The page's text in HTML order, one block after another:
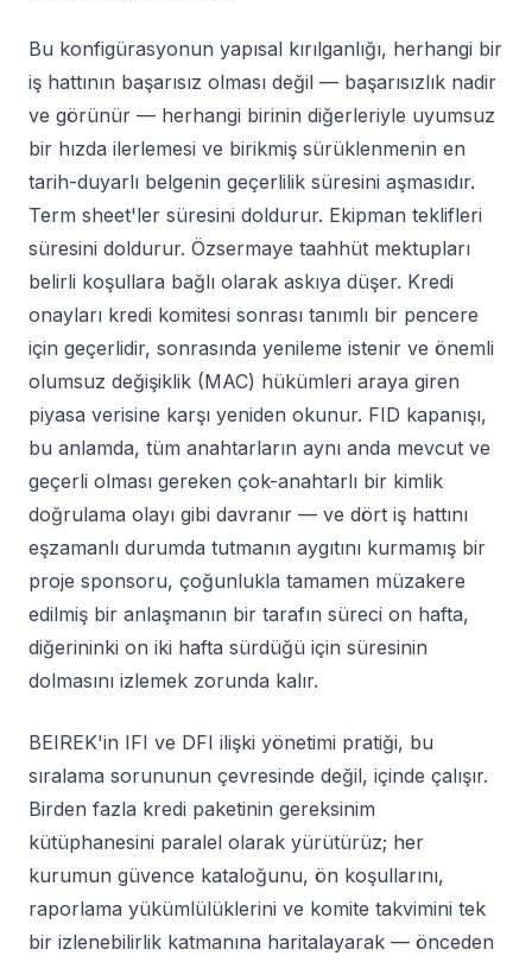
Bu konfigürasyonun yapısal kırılganlığı, herhangi bir
iş hattının başarısız olması değil — başarısızlık nadir
ve görünür — herhangi birinin diğerleriyle uyumsuz
bir hızda ilerlemesi ve birikmiş sürüklenmenin en
tarih-duyarlı belgenin geçerlilik süresini aşmasıdır.
Term sheet'ler süresini doldurur. Ekipman teklifleri
süresini doldurur. Özsermaye taahhüt mektupları
belirli koşullara bağlı olarak askıya düşer. Kredi
onayları kredi komitesi sonrası tanımlı bir pencere
için geçerlidir, sonrasında yenileme istenir ve önemli
olumsuz değişiklik (MAC) hükümleri araya giren
piyasa verisine karşı yeniden okunur. FID kapanışı,
bu anlamda, tüm anahtarların aynı anda mevcut ve
geçerli olması gereken çok-anahtarlı bir kimlik
doğrulama olayı gibi davranır — ve dört iş hattını
eşzamanlı durumda tutmanın aygıtını kurmamış bir
proje sponsoru, çoğunlukla tamamen müzakere
edilmiş bir anlaşmanın bir tarafın süreci on hafta,
diğerininki on iki hafta sürdüğü için süresinin
dolmasını izlemek zorunda kalır.
BEIREK'in IFI ve DFI ilişki yönetimi pratiği, bu
sıralama sorununun çevresinde değil, içinde çalışır.
Birden fazla kredi paketinin gereksinim
kütüphanesini paralel olarak yürütürüz; her
kurumun güvence kataloğunu, ön koşullarını,
raporlama yükümlülüklerini ve komite takvimini tek
bir izlenebilirlik katmanına haritalayarak — önceden